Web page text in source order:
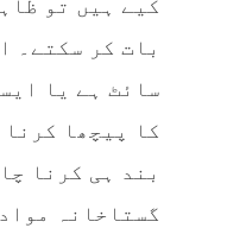
کیے ہیں تو
بات کر سکتے۔
سائٹ ہے یا
کا پیچھا کرنا
بند ہی کرنا
گستاخانہ